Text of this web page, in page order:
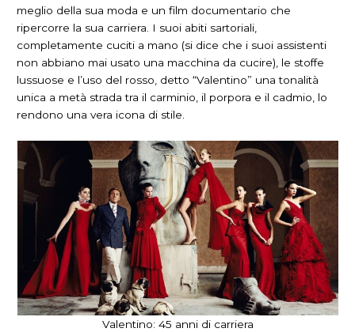
meglio della sua moda e un film documentario che
ripercorre la sua carriera. I suoi abiti sartoriali,
completamente cuciti a mano (si dice che i suoi assistenti
non abbiano mai usato una macchina da cucire), le stoffe
lussuose e l’uso del rosso, detto “Valentino” una tonalità
unica a metà strada tra il carminio, il porpora e il cadmio, lo
rendono una vera icona di stile.
Valentino: 45 anni di carriera